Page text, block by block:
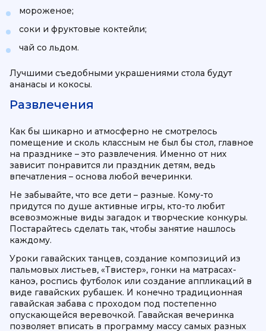
мороженое;
соки и фруктовые коктейли;
чай со льдом.
Лучшими съедобными украшениями стола будут
ананасы и кокосы.
Развлечения
Как бы шикарно и атмосферно не смотрелось
помещение и сколь классным не был бы стол, главное
на празднике – это развлечения. Именно от них
зависит понравится ли праздник детям, ведь
впечатления – основа любой вечеринки.
Не забывайте, что все дети – разные. Кому-то
придутся по душе активные игры, кто-то любит
всевозможные виды загадок и творческие конкуры.
Постарайтесь сделать так, чтобы занятие нашлось
каждому.
Уроки гавайских танцев, создание композиций из
пальмовых листьев, «Твистер», гонки на матрасах-
каноэ, роспись футболок или создание аппликаций в
виде гавайских рубашек. И конечно традиционная
гавайская забава с проходом под постепенно
опускающейся веревочкой. Гавайская вечеринка
позволяет вписать в программу массу самых разных